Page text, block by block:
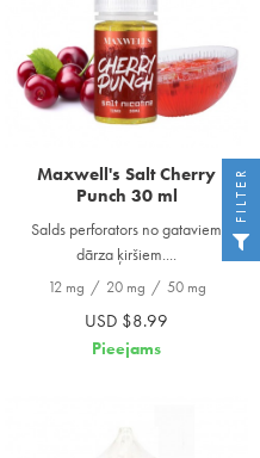
Maxwell's Salt Cherry
Punch 30 ml
Salds perforators no gataviem
dārza ķiršiem....
12 mg / 20 mg / 50 mg
USD $8.99
Pieejams
FILTER